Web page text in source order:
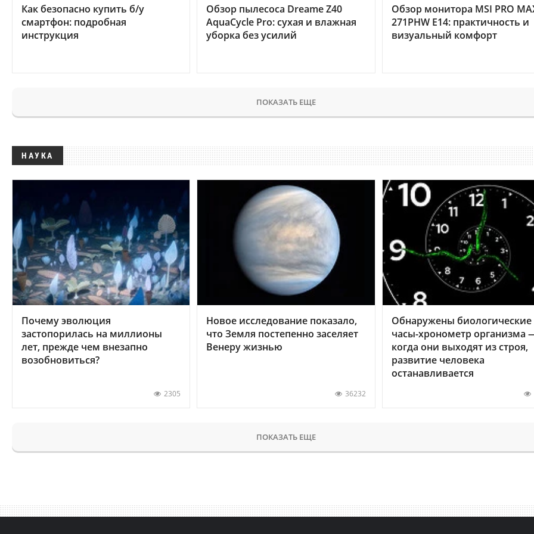
Как безопасно купить б/у
смартфон: подробная
инструкция
Обзор пылесоса Dreame Z40
AquaCycle Pro: сухая и влажная
уборка без усилий
Обзор монитора MSI PRO
271PHW E14: практичность и
визуальный комфорт
ПОКАЗАТЬ ЕЩЕ
НАУКА
Почему эволюция
застопорилась на миллионы
лет, прежде чем внезапно
возобновиться?
2305
Новое исследование показало,
что Земля постепенно заселяет
Венеру жизнью
36232
Обнаружены биологические
часы-хронометр организма
когда они выходят из строя,
развитие человека
останавливается
ПОКАЗАТЬ ЕЩЕ